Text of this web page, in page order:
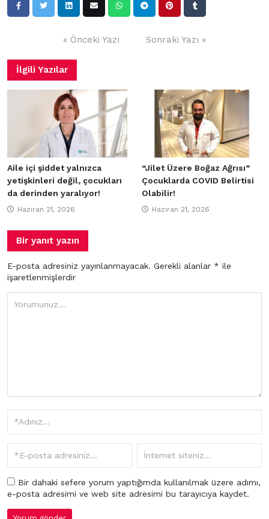
« Önceki Yazı Sonraki Yazı »
İlgili Yazılar
Aile içi şiddet yalnızca
yetişkinleri değil, çocukları
da derinden yaralıyor!
Haziran 21, 2026
“Jilet Üzere Boğaz Ağrısı”
Çocuklarda COVID Belirtisi
Olabilir!
Haziran 21, 2026
Bir yanıt yazın
E-posta adresiniz yayınlanmayacak. Gerekli alanlar * ile
işaretlenmişlerdir
Bir dahaki sefere yorum yaptığımda kullanılmak üzere adımı,
e-posta adresimi ve web site adresimi bu tarayıcıya kaydet.